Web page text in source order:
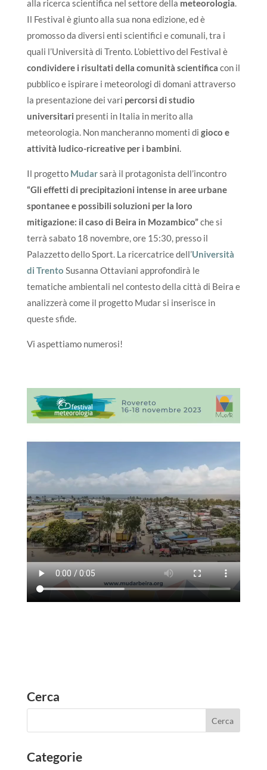
alla ricerca scientifica nel settore della meteorologia.
Il Festival è giunto alla sua nona edizione, ed è
promosso da diversi enti scientifici e comunali, tra i
quali l’Università di Trento. L’obiettivo del Festival è
condividere i risultati della comunità scientifica con il
pubblico e ispirare i meteorologi di domani attraverso
la presentazione dei vari percorsi di studio
universitari presenti in Italia in merito alla
meteorologia. Non mancheranno momenti di gioco e
attività ludico-ricreative per i bambini.
Il progetto Mudarsarà il protagonista dell’incontro
“Gli effetti di precipitazioni intense in aree urbane
spontanee e possibili soluzioni per la loro
mitigazione: il caso di Beira in Mozambico”che si
terrà sabato 18 novembre, ore 15:30, presso il
Palazzetto dello Sport. La ricercatrice dell’Università
di Trento Susanna Ottaviani approfondirà le
tematiche ambientali nel contesto della città di Beira e
analizzerà come il progetto Mudar si inserisce in
queste sfide.
Vi aspettiamo numerosi!
Cerca
Categorie